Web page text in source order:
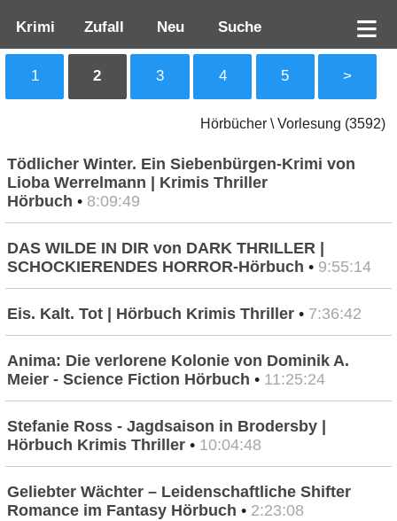
Krimi Zufall Neu Suche
1 2 3 4 5 >
Hörbücher \ Vorlesung (3592)
Tödlicher Winter. Ein Siebenbürgen-Krimi von
Lioba Werrelmann | Krimis Thriller
Hörbuch • 8:09:49
DAS WILDE IN DIR von DARK THRILLER |
SCHOCKIERENDES HORROR-Hörbuch • 9:55:14
Eis. Kalt. Tot | Hörbuch Krimis Thriller • 7:36:42
Anima: Die verlorene Kolonie von Dominik A.
Meier - Science Fiction Hörbuch • 11:25:24
Stefanie Ross - Jagdsaison in Brodersby |
Hörbuch Krimis Thriller • 10:04:48
Geliebter Wächter – Leidenschaftliche Shifter
Romance im Fantasy Hörbuch • 2:23:08